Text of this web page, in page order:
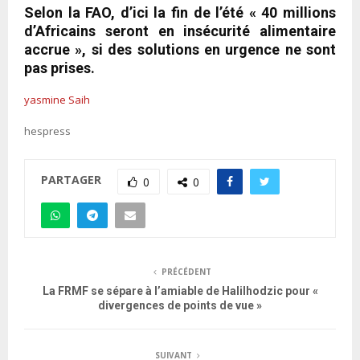
Selon la FAO, d’ici la fin de l’été « 40 millions
d’Africains seront en insécurité alimentaire
accrue », si des solutions en urgence ne sont
pas prises.
yasmine Saih
hespress
PARTAGER 0 0
PRÉCÉDENT
La FRMF se sépare à l’amiable de Halilhodzic pour «
divergences de points de vue »
SUIVANT